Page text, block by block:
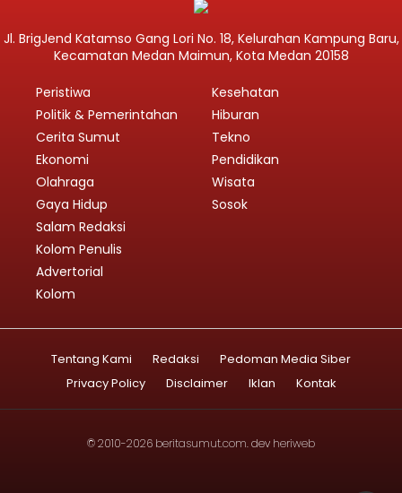
Jl. BrigJend Katamso Gang Lori No. 18, Kelurahan Kampung Baru,
Kecamatan Medan Maimun, Kota Medan 20158
Peristiwa
Politik & Pemerintahan
Cerita Sumut
Ekonomi
Olahraga
Gaya Hidup
Kesehatan
Hiburan
Tekno
Pendidikan
Wisata
Sosok
Salam Redaksi
Kolom Penulis
Advertorial
Kolom
Tentang Kami Redaksi
Pedoman Media Siber
Privacy Policy
Disclaimer Iklan Kontak
© 2010-2026 beritasumut.com. dev heriweb